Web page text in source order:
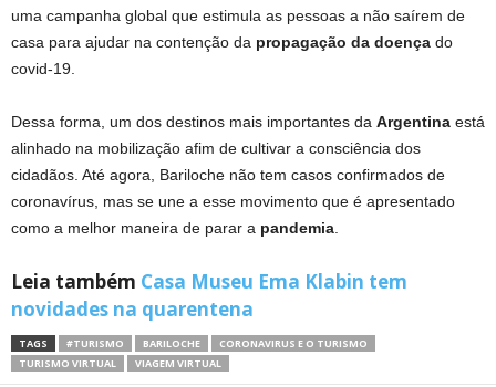
uma campanha global que estimula as pessoas a não saírem de
casa para ajudar na contenção da propagação da doença do
covid-19.
Dessa forma, um dos destinos mais importantes da Argentina está
alinhado na mobilização afim de cultivar a consciência dos
cidadãos. Até agora, Bariloche não tem casos confirmados de
coronavírus, mas se une a esse movimento que é apresentado
como a melhor maneira de parar a pandemia
Leia também Casa Museu Ema Klabin tem
novidades na quarentena
TAGS #TURISMO BARILOCHE
CORONAVIRUS E O TURISMO
TURISMO VIRTUAL
VIAGEM VIRTUAL